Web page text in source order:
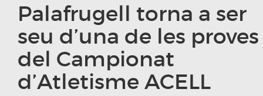
Palafrugell torna a ser
seu d’una de les proves
del Campionat
d’Atletisme ACELL